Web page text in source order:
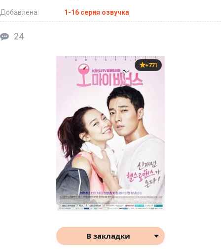
Добавлена: 1-16 серия озвучка
24
+771
В закладки